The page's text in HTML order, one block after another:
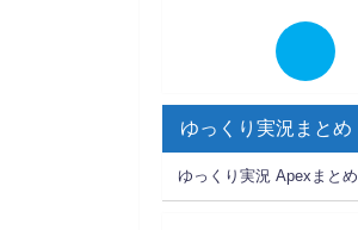
ゆっくり実況まとめ
ゆっくり実況 Apexまとめ